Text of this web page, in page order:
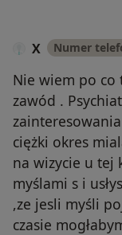
X Numer
Nie wiem po co
zawód .
ciężki okres
na wizycie u tej
myślami s i
,ze jesli myśli
czasie